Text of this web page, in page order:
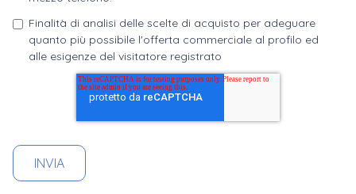
Finalità di analisi delle scelte di acquisto per adeguare
quanto più possibile l'offerta commerciale al profilo ed
alle esigenze del visitatore registrato